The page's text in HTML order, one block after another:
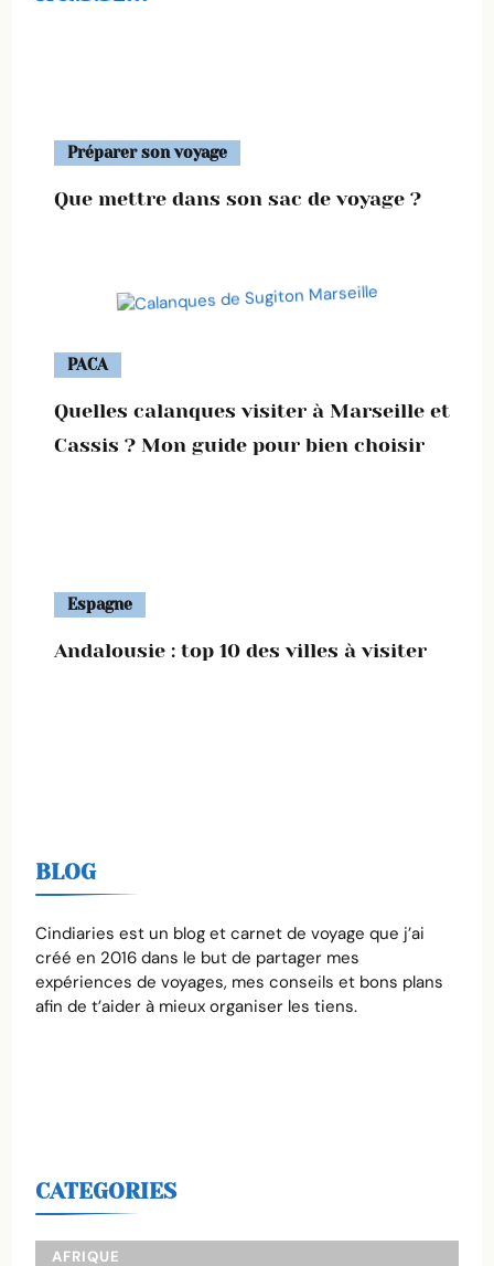
Préparer son voyage
Que mettre dans son sac de voyage ?
PACA
Quelles calanques visiter à Marseille et
Cassis ? Mon guide pour bien choisir
Espagne
Andalousie : top 10 des villes à visiter
BLOG
Cindiaries est un blog et carnet de voyage que j’ai
créé en 2016 dans le but de partager mes
expériences de voyages, mes conseils et bons plans
afin de t’aider à mieux organiser les tiens.
CATEGORIES
AFRIQUE